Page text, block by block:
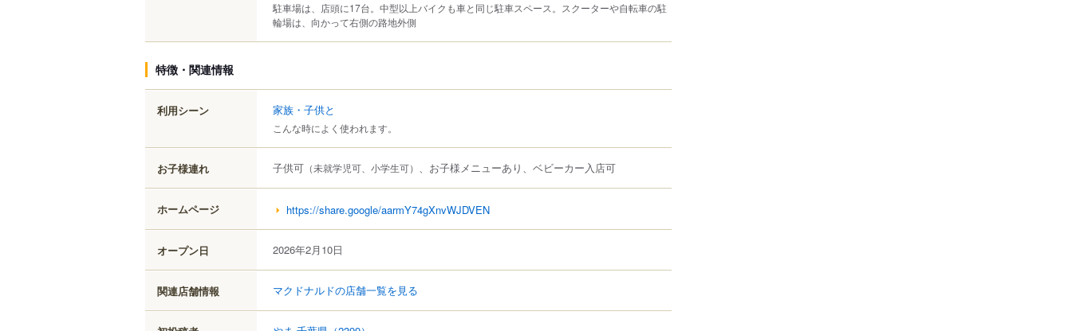
駐車場は、店頭に17台。中型以上バイクも車と同じ駐車スペース。スクーターや自転車の駐
輪場は、向かって右側の路地外側
特徴・関連情報
利用シーン 家族・子供と
こんな時によく使われます。
お子様連れ 子供可 （未就学児可、小学生可） 、お子様メニューあり、ベビーカー入店可
ホームページ https://share.google/aarmY74gXnvWJDVEN
オープン日 2026年2月10日
関連店舗情報 マクドナルドの店舗一覧を見る